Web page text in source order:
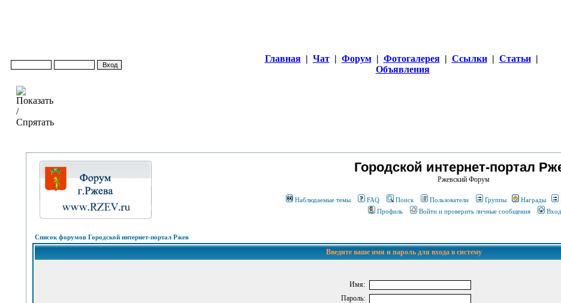
Главная | Чат | Форум | Фотогалерея | Ссылки | Статьи |
Объявления
Городской интернет-портал
Ржевский Форум
Наблюдаемые темы FAQ Поиск Пользователи Группы Награды
Профиль
Войти и проверить личные сообщения Вход
Список форумов Городской интернет-портал Ржев
Введите ваше имя и пароль для входа в систему
Имя:
Пароль: